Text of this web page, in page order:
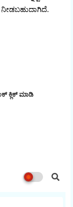
ನೀಡಬಹುದಾಗಿದೆ.
ಕ್ಲಿಕ್ ಮಾಡಿ